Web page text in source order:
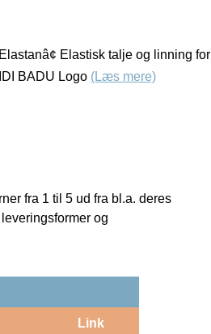
Elastisk talje og linning for
BADU Logo (Læs mere)
fra 1 til 5 ud fra bl.a. deres
og
Link